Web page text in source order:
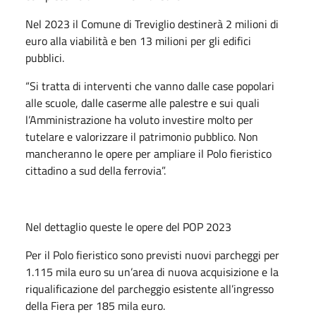
Nel 2023 il Comune di Treviglio destinerà 2 milioni di
euro alla viabilità e ben 13 milioni per gli edifici
pubblici.
“Si tratta di interventi che vanno dalle case popolari
alle scuole, dalle caserme alle palestre e sui quali
l’Amministrazione ha voluto investire molto per
tutelare e valorizzare il patrimonio pubblico. Non
mancheranno le opere per ampliare il Polo fieristico
cittadino a sud della ferrovia”.
Nel dettaglio queste le opere del POP 2023
Per il Polo fieristico sono previsti nuovi parcheggi per
1.115 mila euro su un’area di nuova acquisizione e la
riqualificazione del parcheggio esistente all’ingresso
della Fiera per 185 mila euro.